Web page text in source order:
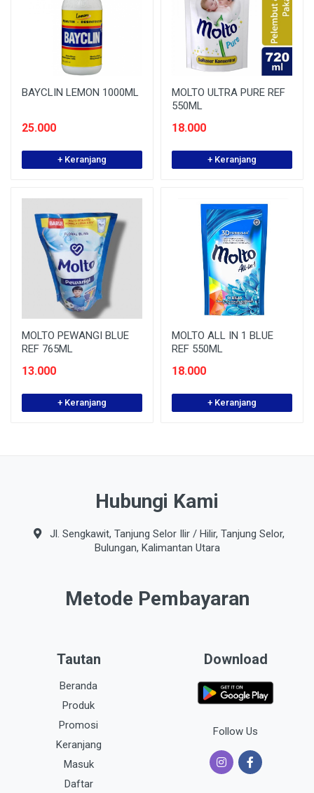
BAYCLIN LEMON 1000ML
25.000
+ Keranjang
MOLTO ULTRA PURE REF
550ML
18.000
+ Keranjang
MOLTO PEWANGI BLUE
REF 765ML
13.000
+ Keranjang
MOLTO ALL IN 1 BLUE
REF 550ML
18.000
+ Keranjang
Hubungi Kami
Jl. Sengkawit, Tanjung Selor Ilir / Hilir, Tanjung Selor,
Bulungan, Kalimantan Utara
Metode Pembayaran
Tautan
Beranda
Produk
Promosi
Keranjang
Masuk
Daftar
Download
Follow Us